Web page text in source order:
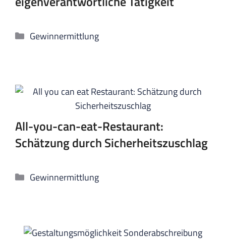
Kategorien
Gewinnermittlung
All-you-can-eat-Restaurant:
Schätzung durch Sicherheitszuschlag
Kategorien
Gewinnermittlung